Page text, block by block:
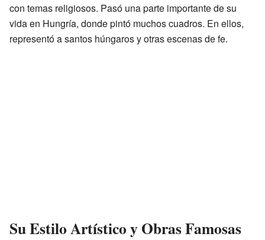
con temas religiosos. Pasó una parte importante de su
vida en Hungría, donde pintó muchos cuadros. En ellos,
representó a santos húngaros y otras escenas de fe.
Su Estilo Artístico y Obras Famosas